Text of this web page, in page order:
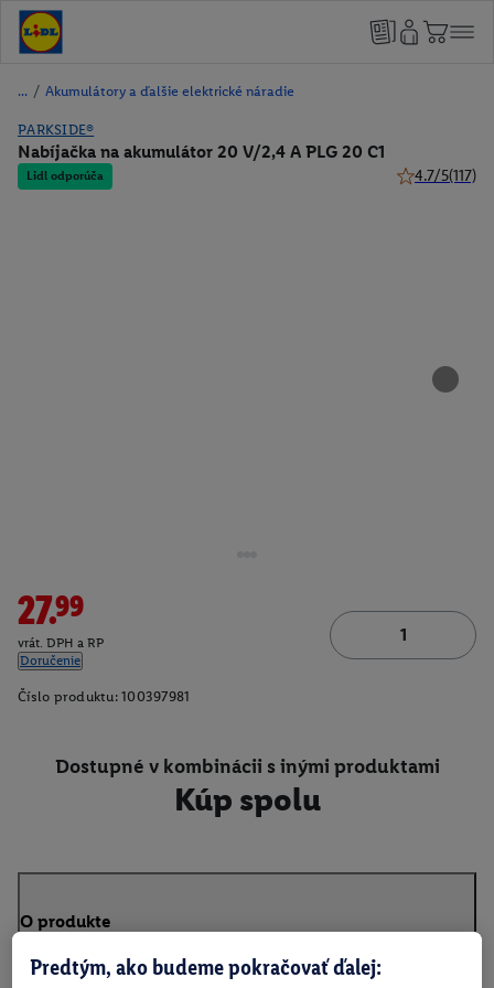
/ Akumulátory a ďalšie elektrické náradie
PARKSIDE®
Nabíjačka na akumulátor 20 V/2,4 A PLG 20 C1
Lidl odporúča 4.7/5(117)
27.99
vrát. DPH a RP
Doručenie
Číslo produktu: 100397981
Dostupné v kombinácii s inými produktami
Kúp spolu
O produkte
Predtým, ako budeme pokračovať ďalej: